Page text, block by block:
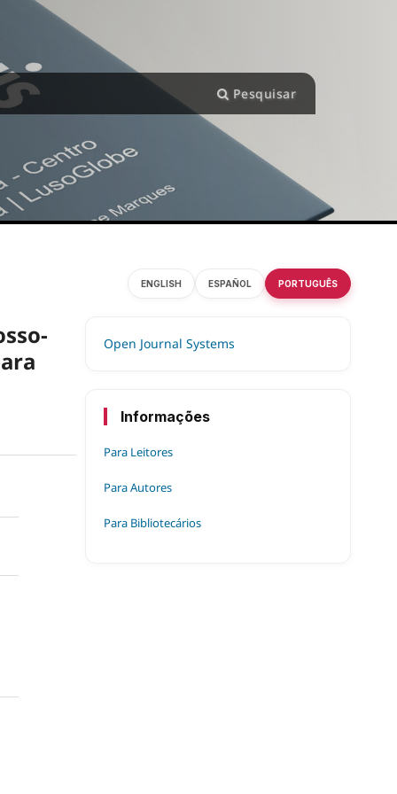
Pesquisar
Open Journal Systems
ENGLISH ESPAÑOL PORTUGUÊS
Informações
Para Leitores
Para Autores
Para Bibliotecários